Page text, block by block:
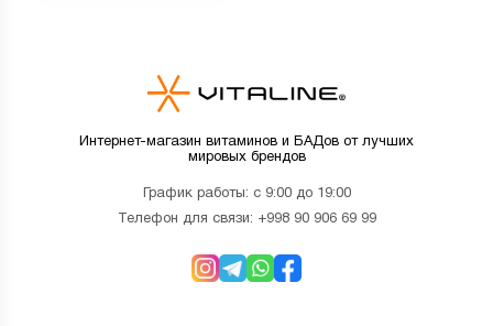
Интернет-магазин витаминов и БАДов от лучших
мировых брендов
График работы: с 9:00 до 19:00
Телефон для связи: +998 90 906 69 99